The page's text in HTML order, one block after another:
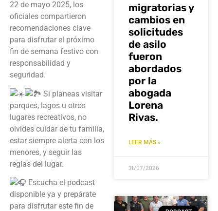
22 de mayo 2025, los
oficiales compartieron
recomendaciones clave
para disfrutar el próximo
fin de semana festivo con
responsabilidad y
seguridad.
Si planeas visitar
parques, lagos u otros
lugares recreativos, no
olvides cuidar de tu familia,
estar siempre alerta con los
menores, y seguir las
reglas del lugar.
Escucha el podcast
disponible ya y prepárate
para disfrutar este fin de
migratorias y
cambios en
solicitudes
de asilo
fueron
abordados
por la
abogada
Lorena
Rivas.
LEER MÁS »
31/07/2026